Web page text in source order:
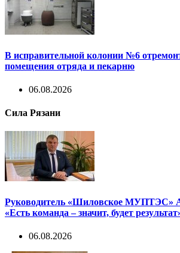
В исправительной колонии №6
помещения отряда и пекарню
06.08.2026
Сила Рязани
Руководитель «Шиловское МУПТЭС»
«Есть команда – значит, будет
06.08.2026